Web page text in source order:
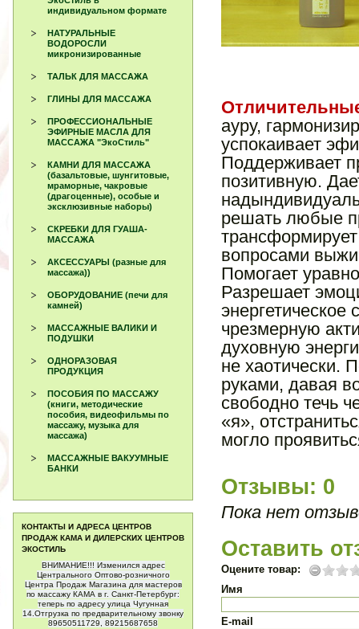
индивидуальном формате
НАТУРАЛЬНЫЕ
ВОДОРОСЛИ
микронизированные
ТАЛЬК ДЛЯ МАССАЖА
ГЛИНЫ ДЛЯ МАССАЖА
ПРОФЕССИОНАЛЬНЫЕ
ЭФИРНЫЕ МАСЛА ДЛЯ
МАССАЖА "ЭкоСтиль"
КАМНИ ДЛЯ МАССАЖА
(базальтовые, шунгитовые,
мраморные, чакровые
(драгоценные), особые и
эксклюзивные наборы)
СКРЕБКИ ДЛЯ ГУАША-
МАССАЖА
АКСЕССУАРЫ (разные для
массажа))
ОБОРУДОВАНИЕ (печи для
камней)
МАССАЖНЫЕ ВАЛИКИ И
ПОДУШКИ
ОДНОРАЗОВАЯ
ПРОДУКЦИЯ
ПОСОБИЯ ПО МАССАЖУ
(книги, методические
пособия, видеофильмы по
массажу, музыка для
массажа)
МАССАЖНЫЕ ВАКУУМНЫЕ
БАНКИ
КОНТАКТЫ И АДРЕСА ЦЕНТРОВ
ПРОДАЖ КАМА И ДИЛЕРСКИХ ЦЕНТРОВ
ЭКОСТИЛЬ
ВНИМАНИЕ!!! Изменился адрес
Центрального Оптово-розничного
Центра Продаж Магазина для мастеров
по массажу КАМА в г. Санкт-Петербург:
теперь по адресу улица Чугунная
14.Отгрузка по предварительному звонку
89650511729, 89215687658
ауру,
успокаивает
Поддерживает
позитивную.
решать любые
вопросами
Помогает
Разрешает
энергетическое
чрезмерную
духовную
не хаотически.
руками, давая
свободно течь
«я»,
могло
Отзывы: 0
Пока нет
Оставить
Оцените товар:
Имя
E-mail